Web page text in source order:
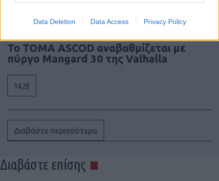
Data Deletion Data Access Privacy Policy
15:20
Το ΤΟΜΑ ASCOD αναβαθμίζεται με
πύργο Mangard 30 της Valhalla
14:20
Διαβάστε περισσότερα
Διαβάστε επίσης